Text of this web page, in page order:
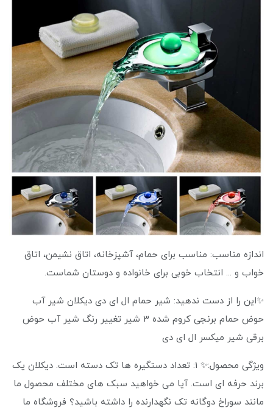
اندازه مناسب: مناسب برای حمام، آشپزخانه، اتاق نشیمن، اتاق
خواب و ... انتخاب خوبی برای خانواده و دوستان شماست.
✨این را از دست ندهید: شیر حمام ال ای دی دیکلان شیر آب
حوض حمام برنجی کروم شده 3 شیر تغییر رنگ شیر آب حوض
برقی شیر میکسر ال ای دی
ویژگی محصول:✨ 1: تعداد دستگیره ها تک دسته است. دیکلان یک
برند حرفه ای است. آیا می خواهید سبک های مختلف محصول ما
مانند سوراخ دوگانه تک نگهدارنده را داشته باشید؟ فروشگاه ما